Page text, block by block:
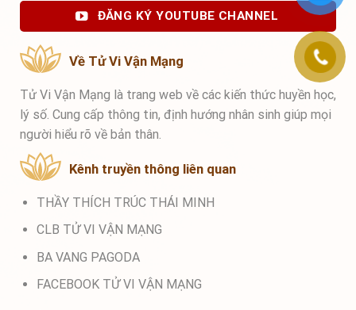
ĐĂNG KÝ YOUTUBE CHANNEL
Về Tử Vi Vận Mạng
Tử Vi Vận Mạng là trang web về các kiến thức huyền học,
lý số. Cung cấp thông tin, định hướng nhân sinh giúp mọi
người hiểu rõ về bản thân.
Kênh truyền thông liên quan
THẦY THÍCH TRÚC THÁI MINH
CLB TỬ VI VẬN MẠNG
BA VANG PAGODA
FACEBOOK TỬ VI VẬN MẠNG